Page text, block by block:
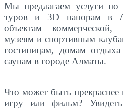
Мы предлагаем услуги по
туров и 3D панорам в
объектам
музеям и спортивным
гостиницам, домам
саунам в городе Алматы.
Что может быть
игру или фильм?